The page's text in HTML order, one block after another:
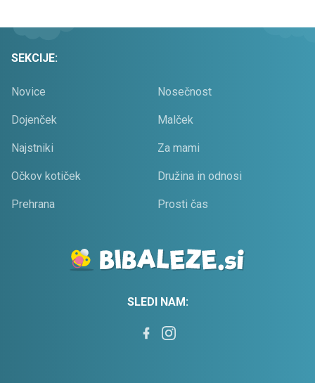
SEKCIJE:
Novice Nosečnost
Dojenček Malček
Najstniki Za mami
Očkov kotiček Družina in odnosi
Prehrana Prosti čas
SLEDI NAM: